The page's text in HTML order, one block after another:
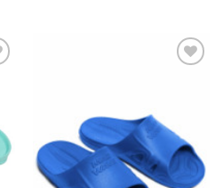
выбрать
на
странице